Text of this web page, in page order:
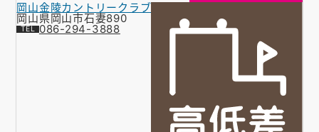
岡山金陵カントリークラブ
岡山県岡山市石妻890
086-294-3888